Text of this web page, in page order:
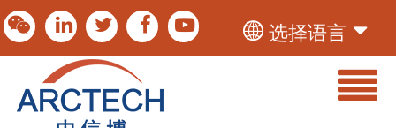
选择语言